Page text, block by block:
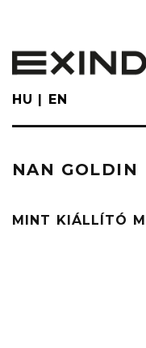
main
content
HU EN
NAN GOLDIN
MINT KIÁLLÍTÓ